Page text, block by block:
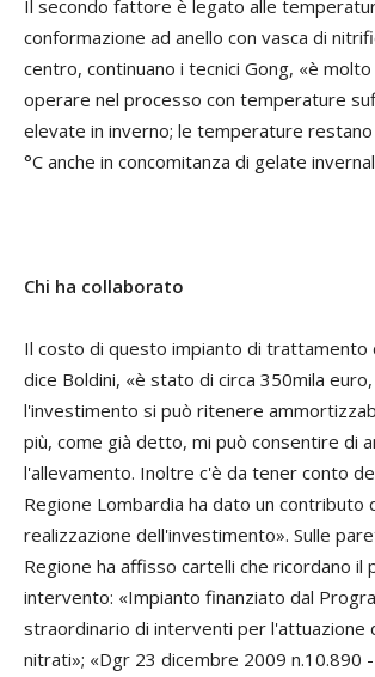
Il secondo fattore è legato alle
conformazione ad anello con vasca di
centro, continuano i tecnici Gong, «è
operare nel processo con temperature
elevate in inverno; le temperature
°C anche in concomitanza di gelate
Chi ha collaborato
Il costo di questo impianto di trattamento
dice Boldini, «è stato di circa 350mila
l'investimento si può ritenere
più, come già detto, mi può consentire di
l'allevamento. Inoltre c'è da tener conto
Regione Lombardia ha dato un contributo
realizzazione dell'investimento». Sulle
Regione ha affisso cartelli che ricordano il
intervento: «Impianto finanziato dal
straordinario di interventi per l'attuazione
nitrati»; «Dgr 23 dicembre 2009 n.10.890